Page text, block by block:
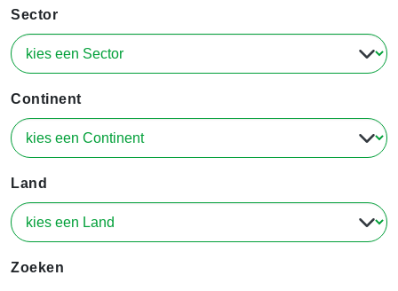
Sector
Continent
Land
Zoeken